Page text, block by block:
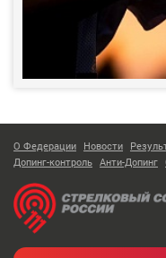
О Федерации Новости
Допинг-контроль Анти-Допинг